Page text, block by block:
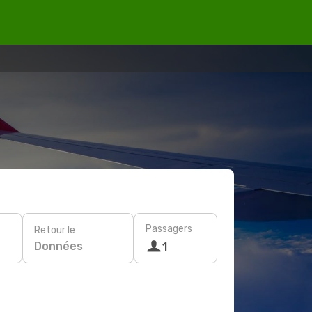
Retour le
Données
Passagers
1